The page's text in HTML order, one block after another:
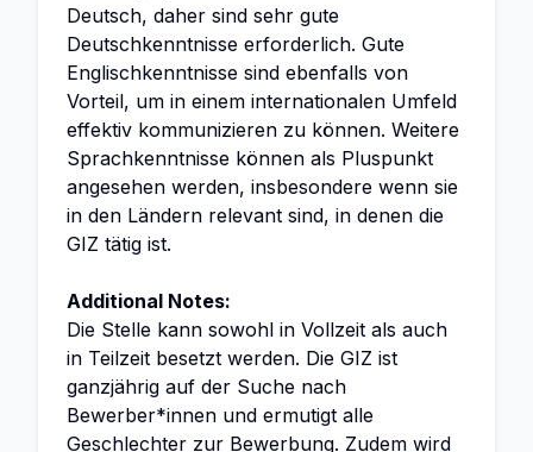
Deutsch, daher sind sehr gute
Deutschkenntnisse erforderlich. Gute
Englischkenntnisse sind ebenfalls von
Vorteil, um in einem internationalen Umfeld
effektiv kommunizieren zu können. Weitere
Sprachkenntnisse können als Pluspunkt
angesehen werden, insbesondere wenn sie
in den Ländern relevant sind, in denen die
GIZ tätig ist.
Additional Notes:
Die Stelle kann sowohl in Vollzeit als auch
in Teilzeit besetzt werden. Die GIZ ist
ganzjährig auf der Suche nach
Bewerber*innen und ermutigt alle
Geschlechter zur Bewerbung. Zudem wird